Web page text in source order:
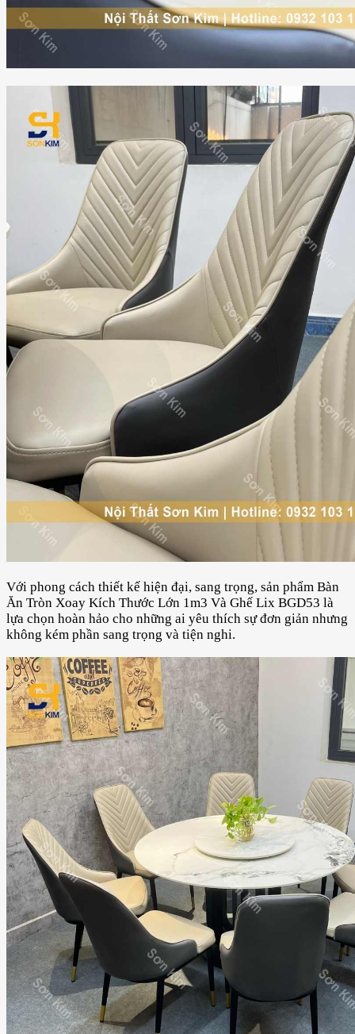
Với phong cách thiết kế hiện đại, sang trọng, sản phẩm Bàn
Ăn Tròn Xoay Kích Thước Lớn 1m3 Và Ghế Lix BGD53 là
lựa chọn hoàn hảo cho những ai yêu thích sự đơn giản nhưng
không kém phần sang trọng và tiện nghi.